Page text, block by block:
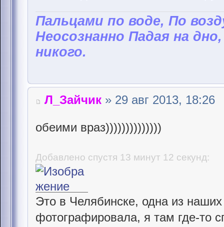
Пальцами по воде, По
Неосознанно Падая на
никого.
Л_Зайчик » 29 авг 2013, 18:26
обеими враз))))))))))))))
Добавлено спустя 13 минут 12 секунд:
Это в Челябинске, одна из
фотографировала, я там где-то